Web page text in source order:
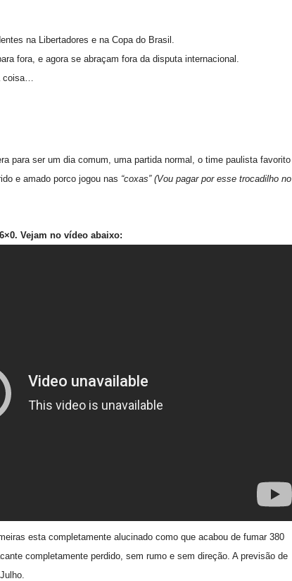
na Libertadores e na Copa do Brasil.
fora, e agora se abraçam fora da disputa internacional.
coisa…
para ser um dia comum, uma partida normal, o time paulista favorito
e amado porco jogou nas “coxas” (Vou pagar por esse trocadilho no
Vejam no vídeo abaixo:
esta completamente alucinado como que acabou de fumar 380
completamente perdido, sem rumo e sem direção. A previsão de